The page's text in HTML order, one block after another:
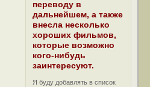
переводу в
дальнейшем, а также
внесла несколько
хороших фильмов,
которые возможно
кого-нибудь
заинтересуют.
Я буду добавлять в список